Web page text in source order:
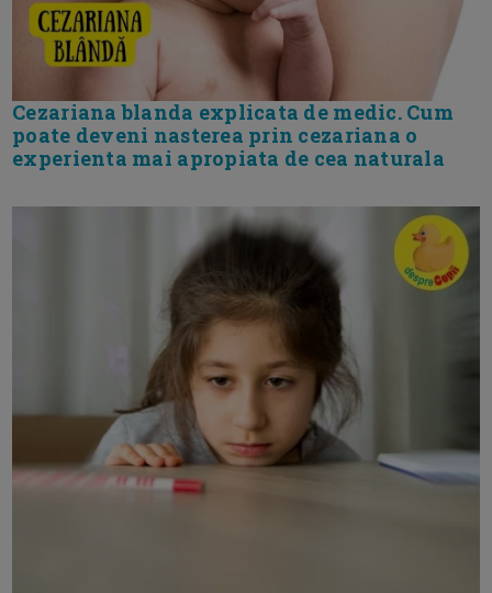
Cezariana blanda explicata de medic. Cum
poate deveni nasterea prin cezariana o
experienta mai apropiata de cea naturala